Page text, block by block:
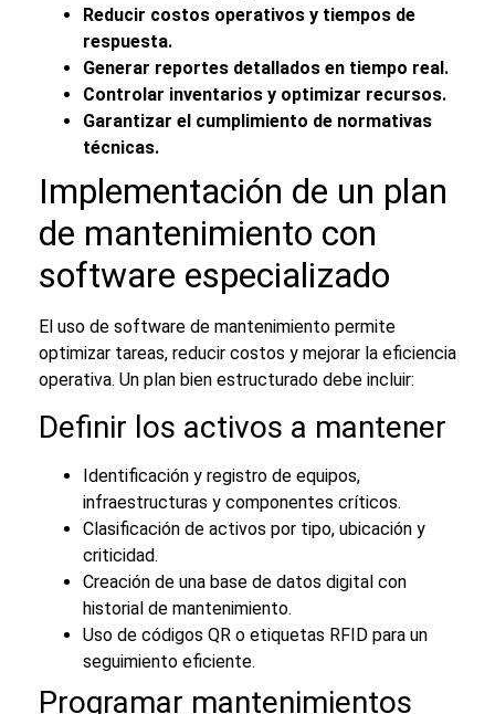
Reducir costos operativos y tiempos de
respuesta.
Generar reportes detallados en tiempo real.
Controlar inventarios y optimizar recursos.
Garantizar el cumplimiento de normativas
técnicas.
Implementación de un plan
de mantenimiento con
software especializado
El uso de software de mantenimiento permite
optimizar tareas, reducir costos y mejorar la eficiencia
operativa. Un plan bien estructurado debe incluir:
Definir los activos a mantener
Identificación y registro de equipos,
infraestructuras y componentes críticos.
Clasificación de activos por tipo, ubicación y
criticidad.
Creación de una base de datos digital con
historial de mantenimiento.
Uso de códigos QR o etiquetas RFID para un
seguimiento eficiente.
Programar mantenimientos